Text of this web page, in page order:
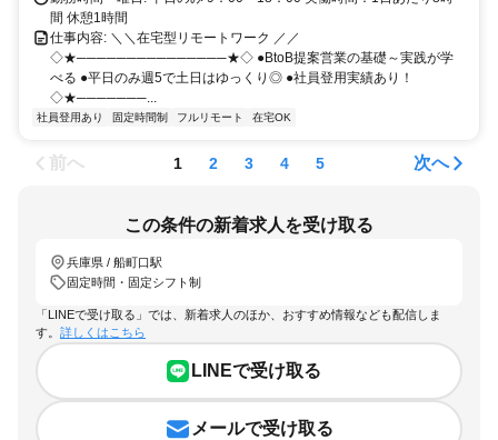
間 休憩1時間
仕事内容: ＼＼在宅型リモートワーク ／／
◇★───────────────★◇ ●BtoB提案営業の基礎～実践が学
べる ●平日のみ週5で土日はゆっくり◎ ●社員登用実績あり！
◇★───────...
社員登用あり 固定時間制 フルリモート 在宅OK
前へ 1 2 3 4 5 次へ
この条件の新着求人を受け取る
兵庫県 / 船町口駅
固定時間・固定シフト制
「LINEで受け取る」では、新着求人のほか、おすすめ情報なども配信しま
す。 詳しくはこちら
LINEで受け取る
メールで受け取る